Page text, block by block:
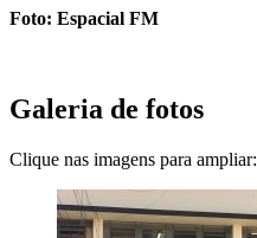
Foto: Espacial FM
Galeria de fotos
Clique nas imagens para ampliar: